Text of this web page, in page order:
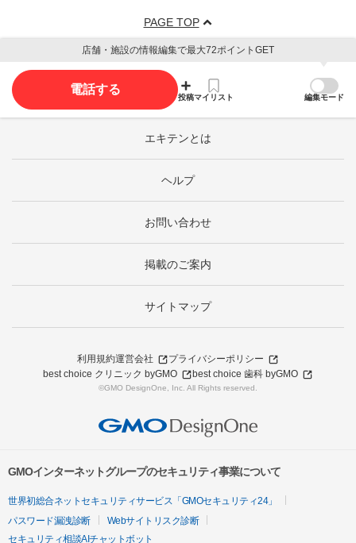
PAGE TOP
店舗・施設の情報編集で最大72ポイントGET
電話する
投稿マイリスト 編集モード
エキテンとは
ヘルプ
お問い合わせ
掲載のご案内
サイトマップ
利用規約運営会社
プライバシーポリシー
best choice クリニック byGMO
best choice 歯科 byGMO
©GMO DesignOne, Inc. All Rights reserved.
GMOインターネットグループのセキュリティ事業について
世界初総合ネットセキュリティサービス「GMOセキュリティ24」
パスワード漏洩診断
Webサイトリスク診断
セキュリティ相談AIチャットボット